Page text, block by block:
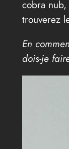
cobra
trouverez
En
dois-je